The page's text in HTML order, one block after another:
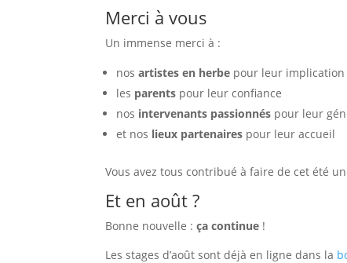
Merci à vous
Un immense merci à :
nosartistes en herbe pour leur implication
les parents pour leur confiance
nos intervenants passionnés pour leur
et nos lieux partenaires pour leur accueil
Vous avez tous contribué à faire de cet été
Et en août ?
Bonne nouvelle :ça continue !
Les stages d’août sont déjà en ligne dans la